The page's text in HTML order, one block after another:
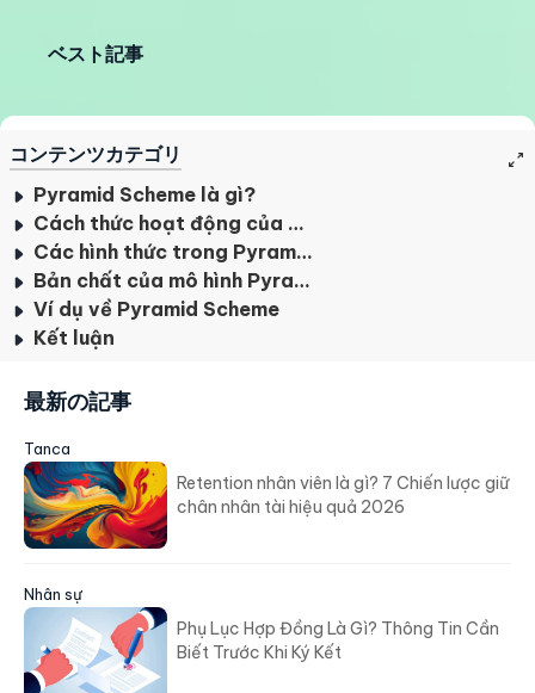
ベスト記事
コンテンツカテゴリ
Pyramid Scheme là gì?
Cách thức hoạt động của Pyramid Scheme
Các hình thức trong Pyramid Scheme
Bản chất của mô hình Pyramid Scheme
Ví dụ về Pyramid Scheme
Kết luận
最新の記事
Tanca
Retention nhân viên là gì? 7 Chiến lược giữ
chân nhân tài hiệu quả 2026
Nhân sự
Phụ Lục Hợp Đồng Là Gì? Thông Tin Cần
Biết Trước Khi Ký Kết